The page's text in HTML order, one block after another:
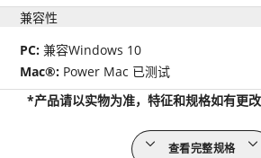
兼容性
PC:兼容Windows 10
Mac®: Power Mac 已测试
*产品请以实物为准，特征和规格如有更改
查看完整规格